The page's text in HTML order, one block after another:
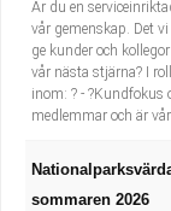
Är du en
vår gemenskap. Det
ge kunder och
vår nästa stjärna? I
inom: ? - ?Kundfokus
medlemmar och är
sommaren 2026